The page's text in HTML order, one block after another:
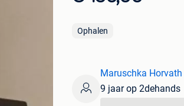
Ophalen
Maruschka Horvath
9 jaar op 2dehands